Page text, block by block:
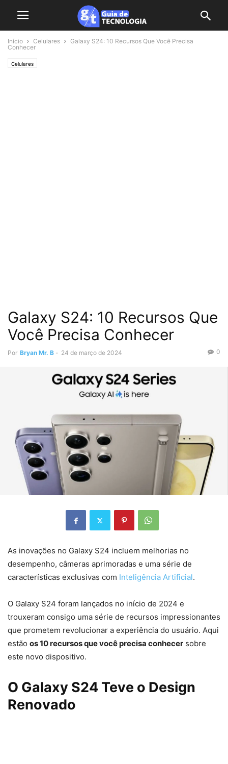
Início Celulares
Galaxy S24: 10 Recursos Que Você Precisa
Conhecer
Celulares
Galaxy S24: 10 Recursos Que
Você Precisa Conhecer
Por Bryan Mr. B - 24 de março de 2024 0
As inovações no Galaxy S24 incluem melhorias no
desempenho, câmeras aprimoradas e uma série de
características exclusivas com Inteligência Artificial.
O Galaxy S24 foram lançados no início de 2024 e
trouxeram consigo uma série de recursos impressionantes
que prometem revolucionar a experiência do usuário. Aqui
estão os 10 recursos que você precisa conhecer sobre
este novo dispositivo.
O Galaxy S24 Teve o Design
Renovado